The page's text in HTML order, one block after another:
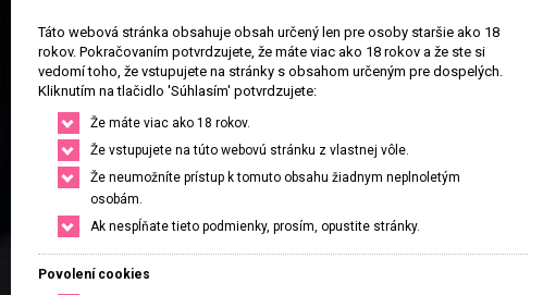
Táto webová stránka obsahuje obsah určený len pre osoby staršie ako 18
rokov. Pokračovaním potvrdzujete, že máte viac ako 18 rokov a že ste si
vedomí toho, že vstupujete na stránky s obsahom určeným pre dospelých.
Kliknutím na tlačidlo 'Súhlasím' potvrdzujete:
Že máte viac ako 18 rokov.
Že vstupujete na túto webovú stránku z vlastnej vôle.
Že neumožníte prístup k tomuto obsahu žiadnym neplnoletým
osobám.
Ak nespĺňate tieto podmienky, prosím, opustite stránky.
Povolení cookies